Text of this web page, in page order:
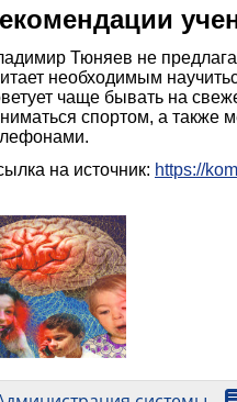
Тюняев не
необходимым
чаще бывать на
спортом, а также
на источник: https://